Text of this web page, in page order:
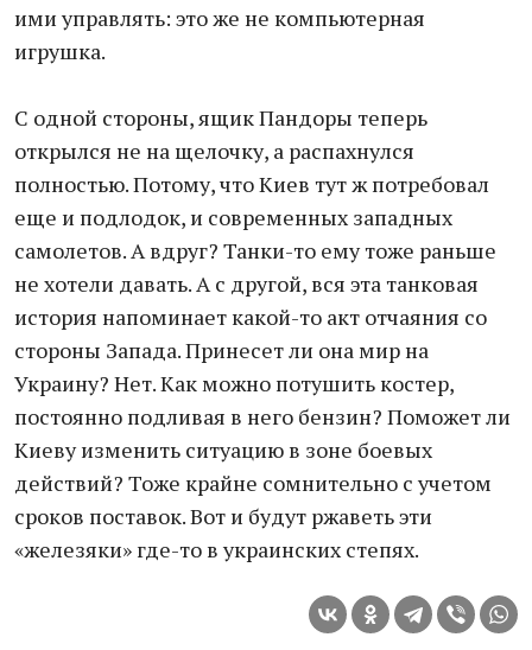
ими управлять: это же не компьютерная
игрушка.
С одной стороны, ящик Пандоры теперь
открылся не на щелочку, а распахнулся
полностью. Потому, что Киев тут ж потребовал
еще и подлодок, и современных западных
самолетов. А вдруг? Танки-то ему тоже раньше
не хотели давать. А с другой, вся эта танковая
история напоминает какой-то акт отчаяния со
стороны Запада. Принесет ли она мир на
Украину? Нет. Как можно потушить костер,
постоянно подливая в него бензин? Поможет ли
Киеву изменить ситуацию в зоне боевых
действий? Тоже крайне сомнительно с учетом
сроков поставок. Вот и будут ржаветь эти
«железяки» где-то в украинских степях.